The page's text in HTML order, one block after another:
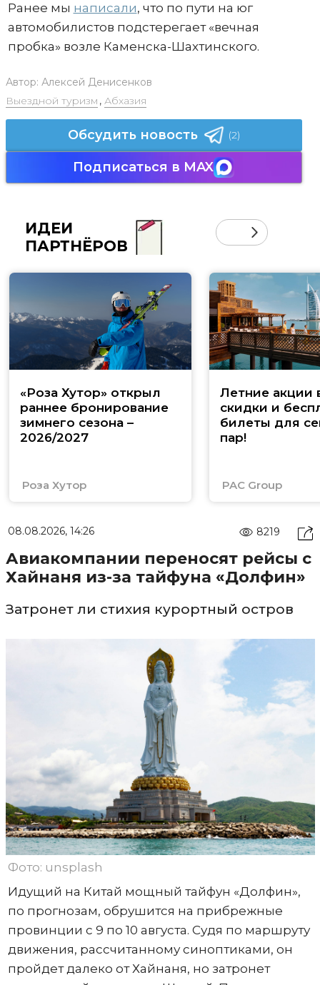
Ранее мы написали, что по пути на юг
автомобилистов подстерегает «вечная
пробка» возле Каменска-Шахтинского.
Автор: Алексей Денисенков
Выездной туризм , Абхазия
Обсудить новость (2)
Подписаться в MAX
ИДЕИ
ПАРТНЁРОВ
«Роза Хутор» открыл
раннее бронирование
зимнего сезона –
2026/2027
Роза Хутор
Летние акции
скидки и
билеты для
пар!
PAC Group
08.08.2026, 14:26 8219
Авиакомпании переносят рейсы с
Хайнаня из-за тайфуна «Долфин»
Затронет ли стихия курортный остров
Фото: unsplash
Идущий на Китай мощный тайфун «Долфин»,
по прогнозам, обрушится на прибрежные
провинции с 9 по 10 августа. Судя по маршруту
движения, рассчитанному синоптиками, он
пройдет далеко от Хайнаня, но затронет